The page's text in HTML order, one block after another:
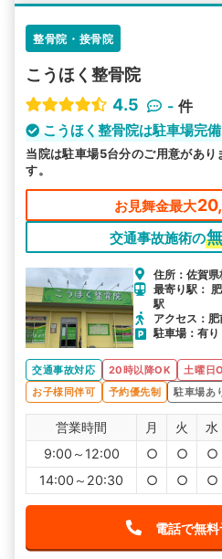
整骨院・接骨院
こうほく整骨院
4.5
- 件
こうほく整骨院は駐車場完
当院は駐車場5台分のご用意があり
す。
お見舞金最大
交通事故施術の
住所：佐賀
最寄り駅：
駅
アクセス：
駐車場：有り
交通事故対応 20時以降OK 土曜日
お子様同伴可
予約優先制 駐車場あ
営業時間 月 火 水
9:00～12:00
○ ○ ○
14:00～20:30
○ ○ ○
電話で無